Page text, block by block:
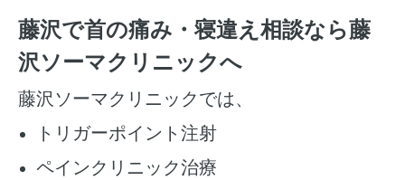
藤沢で首の痛み・寝違え相談なら藤
沢ソーマクリニックへ
藤沢ソーマクリニックでは、
トリガーポイント注射
ペインクリニック治療